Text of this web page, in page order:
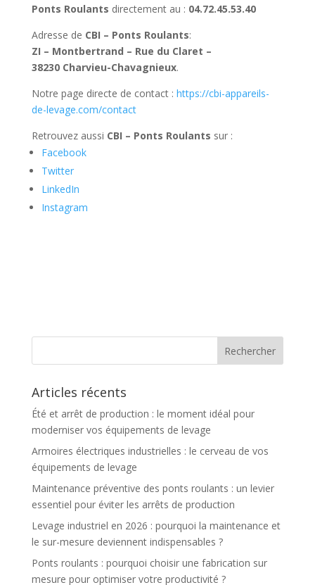
Ponts Roulants directement au : 04.72.45.53.40
Adresse de CBI – Ponts Roulants:
ZI – Montbertrand – Rue du Claret –
38230 Charvieu-Chavagnieux.
Notre page directe de contact : https://cbi-appareils-
de-levage.com/contact
Retrouvez aussi CBI – Ponts Roulants sur :
Facebook
Twitter
LinkedIn
Instagram
Articles récents
Été et arrêt de production : le moment idéal pour
moderniser vos équipements de levage
Armoires électriques industrielles : le cerveau de vos
équipements de levage
Maintenance préventive des ponts roulants : un levier
essentiel pour éviter les arrêts de production
Levage industriel en 2026 : pourquoi la maintenance et
le sur-mesure deviennent indispensables ?
Ponts roulants : pourquoi choisir une fabrication sur
mesure pour optimiser votre productivité ?